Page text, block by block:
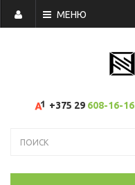
МЕНЮ
+375 29 608-16-16